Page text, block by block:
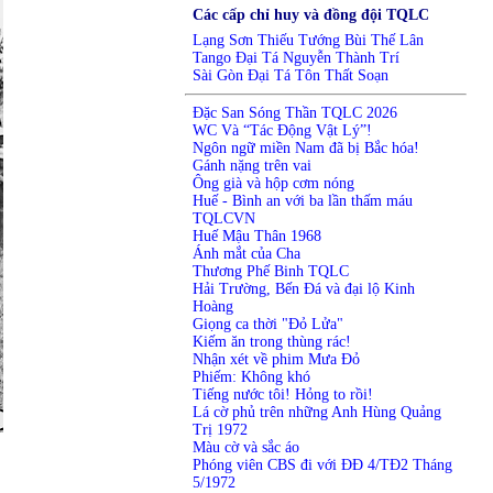
Các cấp chỉ huy và đồng đội TQLC
Lạng Sơn Thiếu Tướng Bùi Thế Lân
Tango Đại Tá Nguyễn Thành Trí
Sài Gòn Đại Tá Tôn Thất Soạn
Đặc San Sóng Thần TQLC 2026
WC Và “Tác Động Vật Lý”!
Ngôn ngữ miền Nam đã bị Bắc hóa!
Gánh nặng trên vai
Ông già và hộp cơm nóng
Huế - Bình an với ba lần thấm máu
TQLCVN
Huế Mậu Thân 1968
Ánh mắt của Cha
Thương Phế Binh TQLC
Hải Trường, Bến Đá và đại lộ Kinh
Hoàng
Giọng ca thời "Đỏ Lửa"
Kiếm ăn trong thùng rác!
Nhận xét về phim Mưa Đỏ
Phiếm: Không khó
Tiếng nước tôi! Hỏng to rồi!
Lá cờ phủ trên những Anh Hùng Quảng
Trị 1972
Màu cờ và sắc áo
Phóng viên CBS đi với ĐĐ 4/TĐ2 Tháng
5/1972